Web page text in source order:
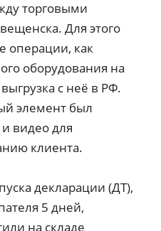
торговыми
Для этого
операции, как
оборудования на
с неё в РФ.
элемент был
видео для
клиента.
декларации (ДТ),
5 дней,
на складе